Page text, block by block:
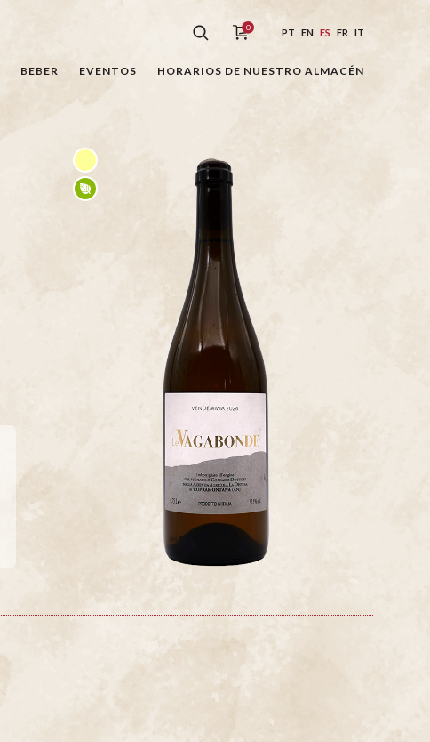
0 PT EN ES FR IT
BEBER EVENTOS HORARIOS DE NUESTRO ALMACÉN